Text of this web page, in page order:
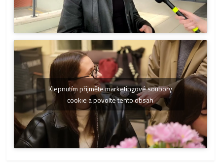
Klepnutím přijměte marketingové soubory
cookie a povolte tento obsah